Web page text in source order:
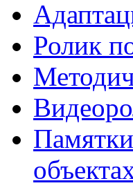
Ролик